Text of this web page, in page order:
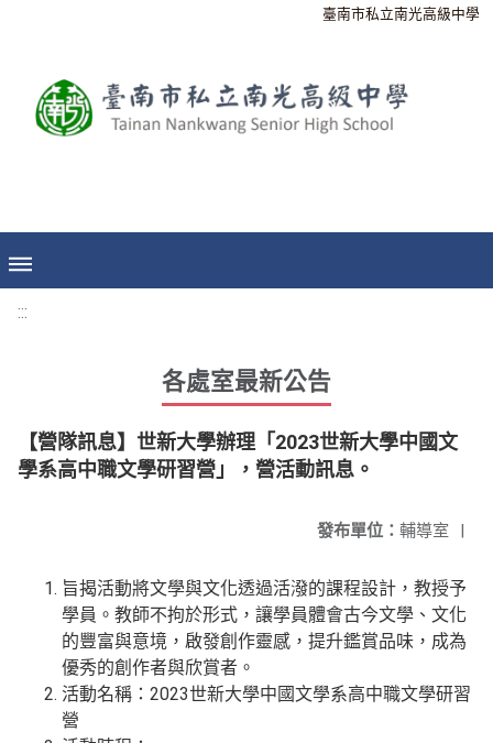
臺南市私立南光高級中學
:::
各處室最新公告
【營隊訊息】世新大學辦理「2023世新大學中國文
學系高中職文學研習營」，營活動訊息。
發布單位： 輔導室 |
旨揭活動將文學與文化透過活潑的課程設計，教授予
學員。教師不拘於形式，讓學員體會古今文學、文化
的豐富與意境，啟發創作靈感，提升鑑賞品味，成為
優秀的創作者與欣賞者。
活動名稱：2023世新大學中國文學系高中職文學研習
營